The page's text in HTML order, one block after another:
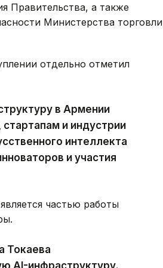
Правительства, а также
Министерства торговли
отдельно отметил
в Армении
и индустрии
интеллекта
и участия
частью работы
Токаева
AI-инфраструктуру.